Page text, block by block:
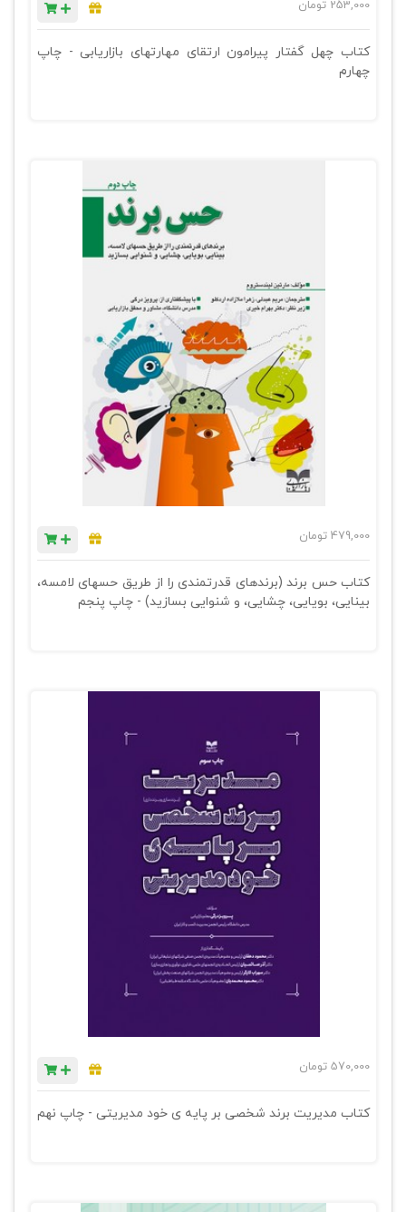
253,000 تومان
کتاب چهل گفتار پیرامون ارتقای مهارتهای بازاریابی - چاپ
چهارم
479,000 تومان
کتاب حس برند (برندهای قدرتمندی را از طریق حسهای لامسه،
بینایی، بویایی، چشایی، و شنوایی بسازید) - چاپ پنجم
570,000 تومان
کتاب مدیریت برند شخصی بر پایه ی خود مدیریتی - چاپ نهم